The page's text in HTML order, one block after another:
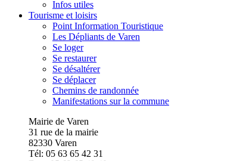
Infos utiles
Tourisme et loisirs
Point Information Touristique
Les Dépliants de Varen
Se loger
Se restaurer
Se désaltérer
Se déplacer
Chemins de randonnée
Manifestations sur la commune
Mairie de Varen
31 rue de la mairie
82330 Varen
Tél: 05 63 65 42 31